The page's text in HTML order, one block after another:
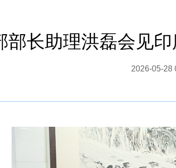
部长助理洪磊会见
2026-05-28